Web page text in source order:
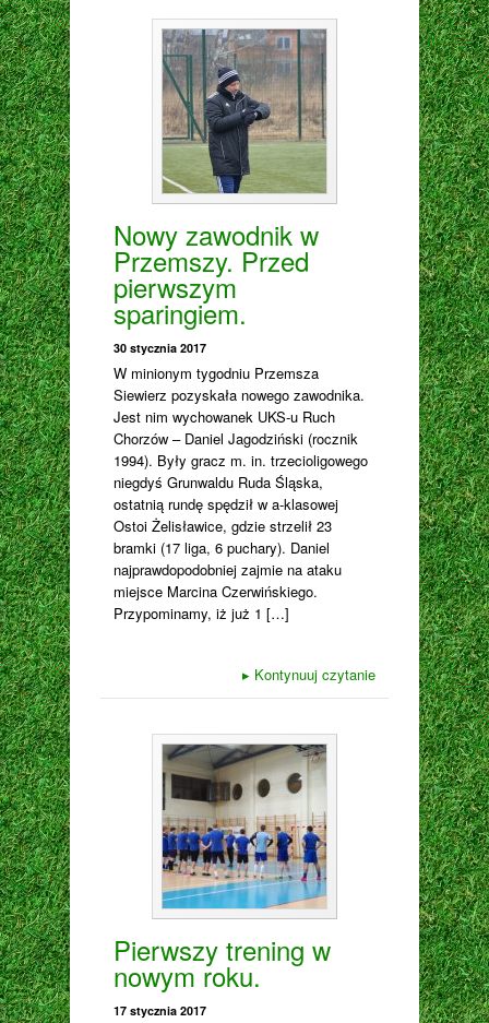
Nowy zawodnik w
Przemszy. Przed
pierwszym
sparingiem.
30 stycznia 2017
W minionym tygodniu Przemsza
Siewierz pozyskała nowego zawodnika.
Jest nim wychowanek UKS-u Ruch
Chorzów – Daniel Jagodziński (rocznik
1994). Były gracz m. in. trzecioligowego
niegdyś Grunwaldu Ruda Śląska,
ostatnią rundę spędził w a-klasowej
Ostoi Żelisławice, gdzie strzelił 23
bramki (17 liga, 6 puchary). Daniel
najprawdopodobniej zajmie na ataku
miejsce Marcina Czerwińskiego.
Przypominamy, iż już 1 […]
▸ Kontynuuj czytanie
Pierwszy trening w
nowym roku.
17 stycznia 2017